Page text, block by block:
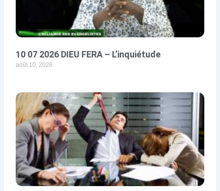
10 07 2026 DIEU FERA – L’inquiétude
août 10, 2026